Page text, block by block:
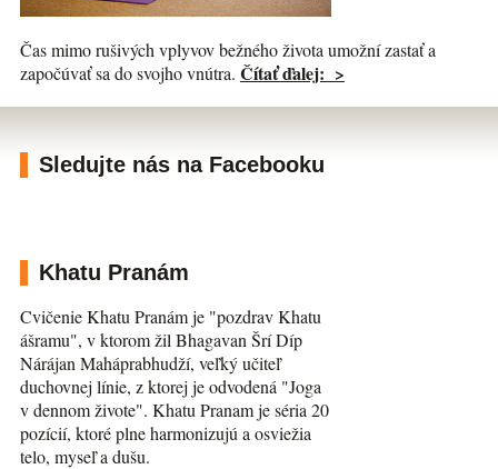
Čas mimo rušivých vplyvov bežného života umožní zastať a
započúvať sa do svojho vnútra. Čítať ďalej: >
Sledujte nás na Facebooku
Khatu Pranám
Cvičenie Khatu Pranám je "pozdrav Khatu
ášramu", v ktorom žil Bhagavan Šrí Díp
Nárájan Maháprabhudží, veľký učiteľ
duchovnej línie, z ktorej je odvodená "Joga
v dennom živote". Khatu Pranam je séria 20
pozícií, ktoré plne harmonizujú a osviežia
telo, myseľ a dušu.